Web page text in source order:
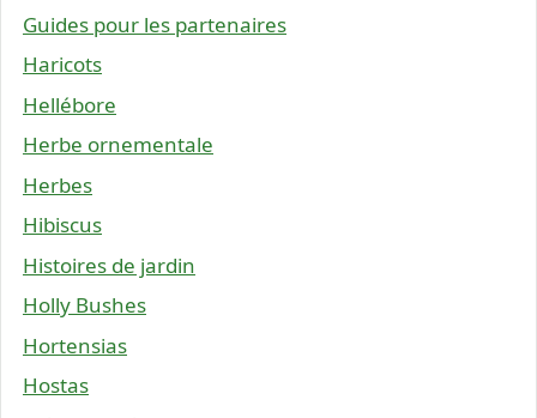
Guides pour les partenaires
Haricots
Hellébore
Herbe ornementale
Herbes
Hibiscus
Histoires de jardin
Holly Bushes
Hortensias
Hostas